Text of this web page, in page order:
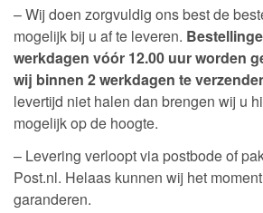
– Wij doen zorgvuldig ons best de
mogelijk bij u af te leveren.
werkdagen vóór 12.00 uur worden
wij binnen 2 werkdagen te
levertijd niet halen dan brengen wij u
mogelijk op de hoogte.
– Levering verloopt via postbode of
Post.nl. Helaas kunnen wij het
garanderen.